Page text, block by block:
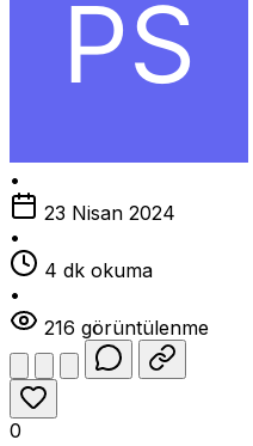
•
23 Nisan 2024
•
4 dk okuma
•
216 görüntülenme
0